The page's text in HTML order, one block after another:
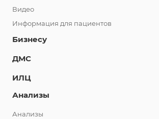
Видео
Информация для пациентов
Бизнесу
ДМС
ИЛЦ
Анализы
Анализы